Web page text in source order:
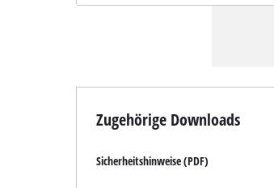
Zugehörige Downloads
Sicherheitshinweise (PDF)